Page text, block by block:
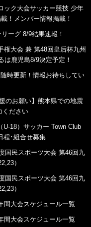
ック大会サッカー競技 少年
！メンバー情報掲載！
ーグ 8/9結果速報！
権大会 兼 第48回皇后杯九州
は鹿児島8/9決定予定！
時更新！情報お待ちしてい
のお願い】熊本県での地震
ください
U-18）サッカー Town Club
程･組合せ募集
国民スポーツ大会 第46回九
）
国民スポーツ大会 第46回九
）
間大会スケジュール一覧
間大会スケジュール一覧